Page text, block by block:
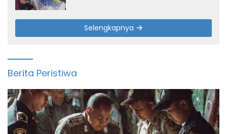
Selengkapnya
Berita Peristiwa